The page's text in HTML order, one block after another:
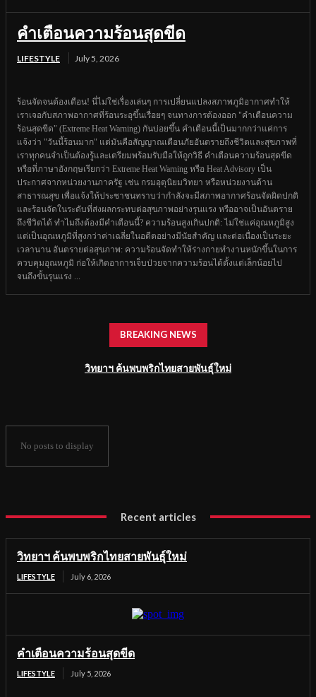
คำเตือนความร้อนสุดขีด
LIFESTYLE July 5, 2026
ร้อนจัดจนต้องเตือน! นี่ไม่ใช่เรื่องเล่นๆ การเปลี่ยนแปลงสภาพภูมิอากาศทำให้
เราเจอกับสภาพอากาศที่ร้อนระอุขึ้นเรื่อยๆ จนทางการต้องออก "คำเตือนความ
ร้อนสุดขีด" (Extreme Heat Warning) กันบ่อยขึ้น คำเตือนนี้เป็นมากกว่าแค่การ
แจ้งว่า "วันนี้ร้อนมาก" แต่มันคือสัญญาณเตือนภัยอันตรายถึงชีวิตและสุขภาพที่
เราทุกคนจำเป็นต้องรู้และเตรียมพร้อมรับมือให้ถูกวิธี คำเตือนความร้อนสุดขีด
หรือที่ภาษาอังกฤษเรียกว่า Extreme Heat Warning หรือ Heat Advisory เป็น
ประกาศจากหน่วยงานภาครัฐ เช่น กรมอุตุนิยมวิทยา หรือหน่วยงานด้าน
สาธารณสุข เพื่อแจ้งให้ประชาชนทราบว่ากำลังจะมีสภาพอากาศร้อนจัดผิดปกติ
และร้อนจัดในระดับที่ส่งผลกระทบต่อสุขภาพอย่างรุนแรง หรืออาจเป็นอันตราย
ถึงชีวิตได้ ทำไมถึงต้องมีคำเตือนนี้? ความร้อนสูงเกินปกติ: ไม่ใช่แค่อุณหภูมิสูง
แต่เป็นอุณหภูมิที่สูงกว่าค่าเฉลี่ยในอดีตอย่างมีนัยสำคัญ และต่อเนื่องเป็นระยะ
เวลานาน อันตรายต่อสุขภาพ: ความร้อนจัดทำให้ร่างกายทำงานหนักขึ้นในการ
ควบคุมอุณหภูมิ ก่อให้เกิดอาการเจ็บป่วยจากความร้อนได้ตั้งแต่เล็กน้อยไป
จนถึงขั้นรุนแรง ...
BREAKING NEWS
วิทยาฯ ค้นพบพริกไทยสายพันธุ์ใหม่
No posts to display
Recent articles
วิทยาฯ ค้นพบพริกไทยสายพันธุ์ใหม่
LIFESTYLE July 6, 2026
คำเตือนความร้อนสุดขีด
LIFESTYLE July 5, 2026